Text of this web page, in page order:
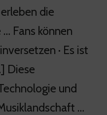
die
Fans können
· Es ist
Diese
und
…